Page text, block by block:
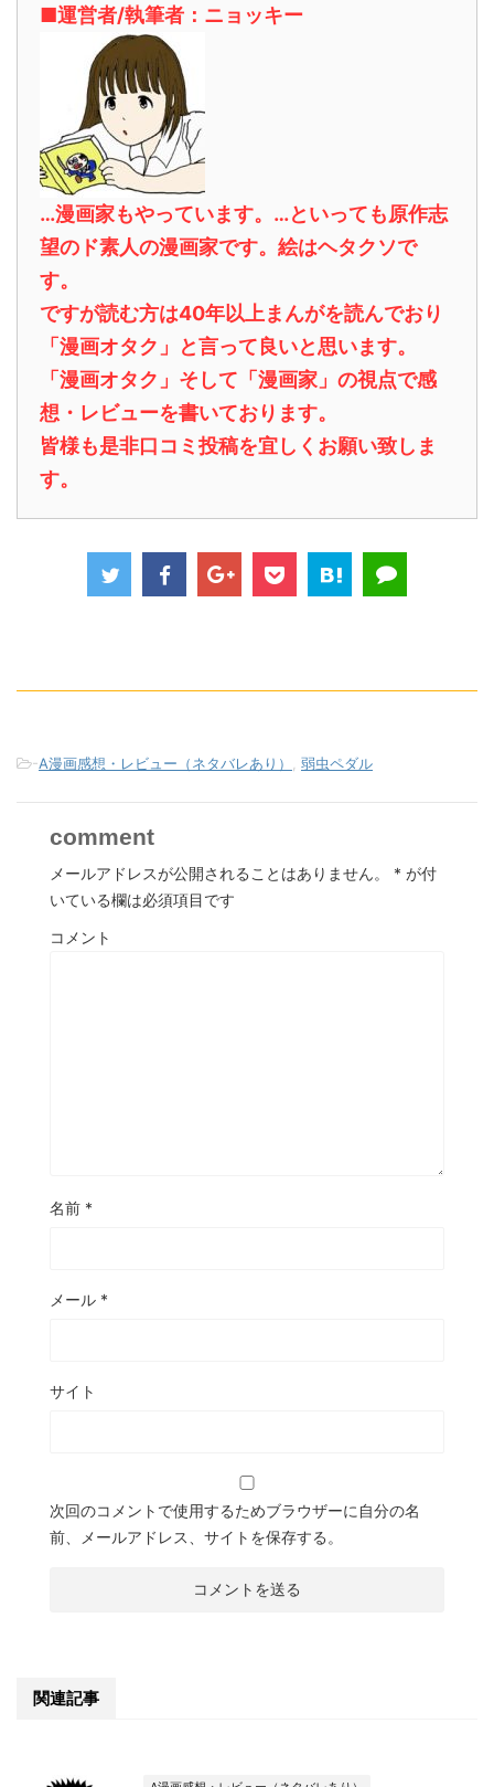
■運営者/執筆者：ニョッキー
…漫画家もやっています。…といっても原作志
望のド素人の漫画家です。絵はヘタクソで
す。
ですが読む方は40年以上まんがを読んでおり
「漫画オタク」と言って良いと思います。
「漫画オタク」そして「漫画家」の視点で感
想・レビューを書いております。
皆様も是非口コミ投稿を宜しくお願い致しま
す。
-A漫画感想・レビュー（ネタバレあり） 弱虫ペダル
comment
メールアドレスが公開されることはありません。 * が付
いている欄は必須項目です
コメント
名前 *
メール *
サイト
次回のコメントで使用するためブラウザーに自分の名
前、メールアドレス、サイトを保存する。
関連記事